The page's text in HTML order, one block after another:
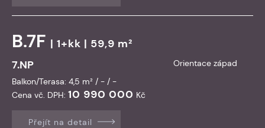
B.7F | 1+kk | 59,9 m²
7.NP
Orientace západ
Balkon/Terasa: 4,5 m² / - / -
Cena vč. DPH: 10 990 000 Kč
Přejít na detail